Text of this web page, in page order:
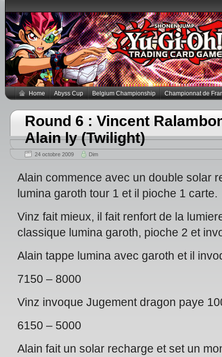
Home Abyss Cup Belgium Championship Championnat de
Round 6 : Vincent
Alain ly (Twilight)
24 octobre 2009 Dim
Alain commence avec un double solar
lumina garoth tour 1 et il pioche 1 carte.
Vinz fait mieux, il fait renfort de la
classique lumina garoth, pioche 2 et
Alain tappe lumina avec garoth et il
7150 – 8000
Vinz invoque Jugement dragon paye
6150 – 5000
Alain fait un solar recharge et set un